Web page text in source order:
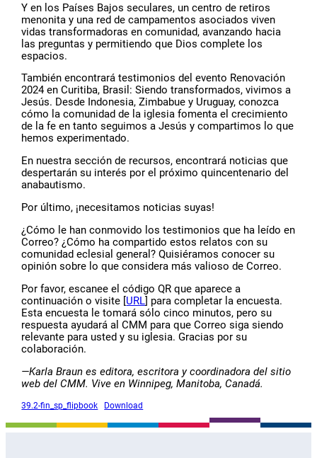
Y en los Países Bajos seculares, un centro de retiros
menonita y una red de campamentos asociados viven
vidas transformadoras en comunidad, avanzando hacia
las preguntas y permitiendo que Dios complete los
espacios.
También encontrará testimonios del evento Renovación
2024 en Curitiba, Brasil: Siendo transformados, vivimos a
Jesús. Desde Indonesia, Zimbabue y Uruguay, conozca
cómo la comunidad de la iglesia fomenta el crecimiento
de la fe en tanto seguimos a Jesús y compartimos lo que
hemos experimentado.
En nuestra sección de recursos, encontrará noticias que
despertarán su interés por el próximo quincentenario del
anabautismo.
Por último, ¡necesitamos noticias suyas!
¿Cómo le han conmovido los testimonios que ha leído en
Correo? ¿Cómo ha compartido estos relatos con su
comunidad eclesial general? Quisiéramos conocer su
opinión sobre lo que considera más valioso de Correo.
Por favor, escanee el código QR que aparece a
continuación o visite [URL] para completar la encuesta.
Esta encuesta le tomará sólo cinco minutos, pero su
respuesta ayudará al CMM para que Correo siga siendo
relevante para usted y su iglesia. Gracias por su
colaboración.
—Karla Braun es editora, escritora y coordinadora del sitio
web del CMM. Vive en Winnipeg, Manitoba, Canadá.
39.2-fin_sp_flipbook Download